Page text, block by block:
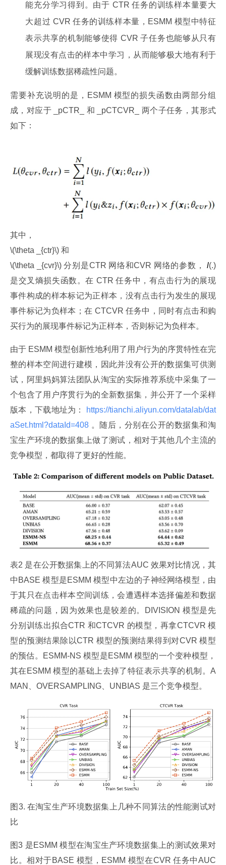
能充分学习得到。由于 CTR 任务的训练样本量要大
大超过 CVR 任务的训练样本量，ESMM 模型中特征
表示共享的机制能够使得 CVR 子任务也能够从只有
展现没有点击的样本中学习，从而能够极大地有利于
缓解训练数据稀疏性问题。
需要补充说明的是，ESMM 模型的损失函数由两部分组
成，对应于 _pCTR_ 和 _pCTCVR_ 两个子任务，其形式
如下：
其中，﻿
﻿\(\theta _{ctr}\) 和﻿
﻿\(\theta _{cvr}\) 分别是CTR 网络和CVR 网络的参数，
l(.)
是交叉熵损失函数。在 CTR 任务中，有点击行为的展现
事件构成的样本标记为正样本，没有点击行为发生的展现
事件标记为负样本；在 CTCVR 任务中，同时有点击和购
买行为的展现事件标记为正样本，否则标记为负样本。
由于 ESMM 模型创新性地利用了用户行为的序贯特性在完
整的样本空间进行建模，因此并没有公开的数据集可供测
试，阿里妈妈算法团队从淘宝的实际推荐系统中采集了一
个包含了用户序贯行为的全新数据集，并公开了一个采样
版本，下载地址为：
https://tianchi.aliyun.com/datalab/dat
aSet.html?dataId=408 。随后，分别在公开的数据集和淘
宝生产环境的数据集上做了测试，相对于其他几个主流的
竞争模型，都取得了更好的性能。
表2 是在公开数据集上的不同算法AUC 效果对比情况，其
中BASE 模型是ESMM 模型中左边的子神经网络模型，由
于其只在点击样本空间训练，会遭遇样本选择偏差和数据
稀疏的问题，因为效果也是较差的。DIVISION 模型是先
分别训练出拟合CTR 和CTCVR 的模型，再拿CTCVR 模
型的预测结果除以CTR 模型的预测结果得到对CVR 模型
的预估。ESMM-NS 模型是ESMM 模型的一个变种模型，
其在ESMM 模型的基础上去掉了特征表示共享的机制。A
MAN、OVERSAMPLING、UNBIAS 是三个竞争模型。
﻿图3. 在淘宝生产环境数据集上几种不同算法的性能测试对
比
图3 是ESMM 模型在淘宝生产环境数据集上的测试效果对
比。相对于BASE 模型，ESMM 模型在CVR 任务中AUC